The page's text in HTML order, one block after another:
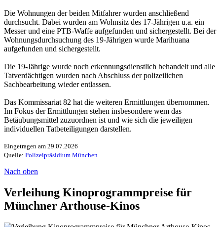
Die Wohnungen der beiden Mitfahrer wurden anschließend
durchsucht. Dabei wurden am Wohnsitz des 17-Jährigen u.a. ein
Messer und eine PTB-Waffe aufgefunden und sichergestellt. Bei der
Wohnungsdurchsuchung des 19-Jährigen wurde Marihuana
aufgefunden und sichergestellt.
Die 19-Jährige wurde noch erkennungsdienstlich behandelt und alle
Tatverdächtigen wurden nach Abschluss der polizeilichen
Sachbearbeitung wieder entlassen.
Das Kommissariat 82 hat die weiteren Ermittlungen übernommen.
Im Fokus der Ermittlungen stehen insbesondere wem das
Betäubungsmittel zuzuordnen ist und wie sich die jeweiligen
individuellen Tatbeteiligungen darstellen.
Eingetragen am 29.07.2026
Quelle: Polizeipräsidium München
Nach oben
Verleihung Kinoprogrammpreise für
Münchner Arthouse-Kinos